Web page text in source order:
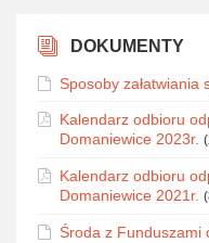
DOKUMENTY
Sposoby załatwiania
Kalendarz odbioru
Domaniewice 2023r.
Kalendarz odbioru
Domaniewice 2021r.
Środa z Funduszami